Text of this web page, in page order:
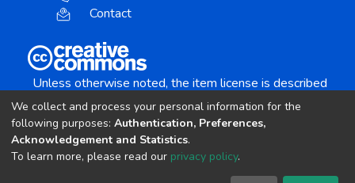
Contact
Unless otherwise noted, the item license is described
Creative Commons Attribution-NonCommercial-
copyright © 2002-2026 LYRASIS
We collect and process your personal information for the
following purposes: Authentication, Preferences,
Acknowledgement and Statistics.
To learn more, please read our privacy policy.